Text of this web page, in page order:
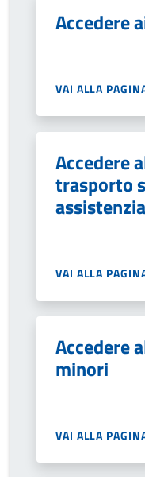
Accedere
VAI ALLA
Accedere
trasporto
VAI ALLA
Accedere
minori
VAI ALLA